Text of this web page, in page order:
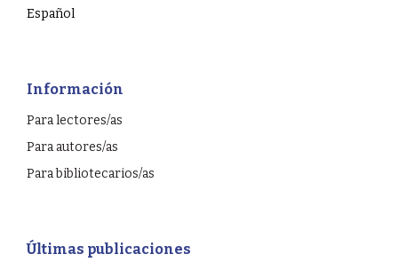
Español
Información
Para lectores/as
Para autores/as
Para bibliotecarios/as
Últimas publicaciones